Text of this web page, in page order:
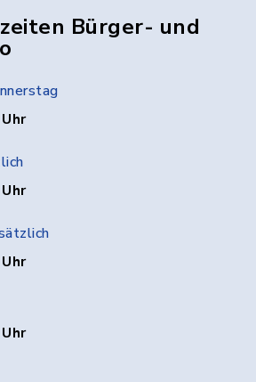
Bürger- und